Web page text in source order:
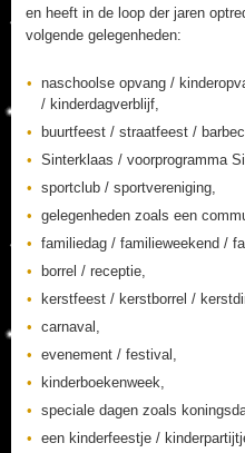
en heeft in de loop der jaren
volgende gelegenheden:
naschoolse opvang /
/ kinderdagverblijf,
buurtfeest / straatfeest /
Sinterklaas / voorprogramma
sportclub / sportvereniging,
gelegenheden zoals een
familiedag / familieweekend /
borrel / receptie,
kerstfeest / kerstborrel /
carnaval,
evenement / festival,
kinderboekenweek,
speciale dagen zoals
een kinderfeestje /